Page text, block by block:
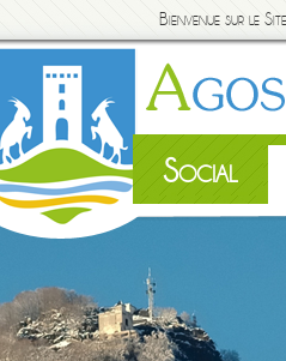
Bienvenue sur le
Social